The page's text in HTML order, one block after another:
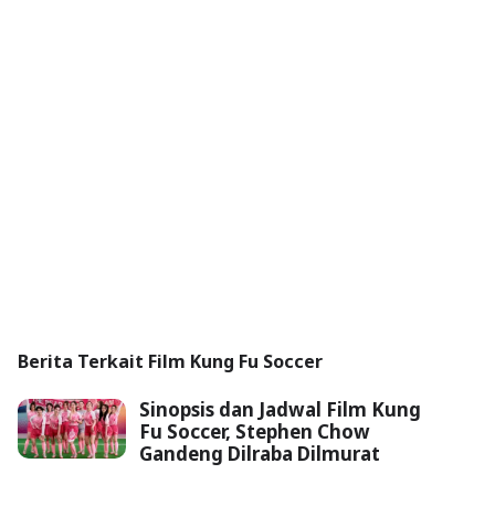
Berita Terkait Film Kung Fu Soccer
Sinopsis dan Jadwal Film Kung
Fu Soccer, Stephen Chow
Gandeng Dilraba Dilmurat